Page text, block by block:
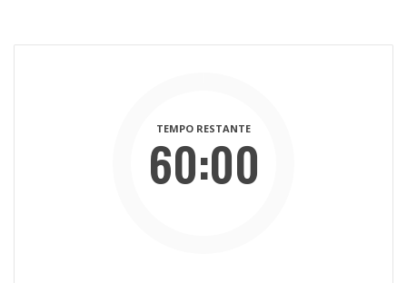
60:00
TEMPO RESTANTE